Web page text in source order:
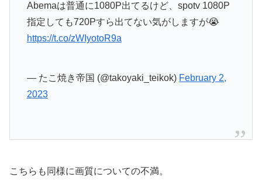
Abemaは普通に1080P出てるけど、spotv 1080P
指定しても720Pすら出てない気がしますが😭
https://t.co/zWIyotoR9a
— たこ焼き帝国 (@takoyaki_teikok) February 2,
2023
こちらも同様に画質についての不満。